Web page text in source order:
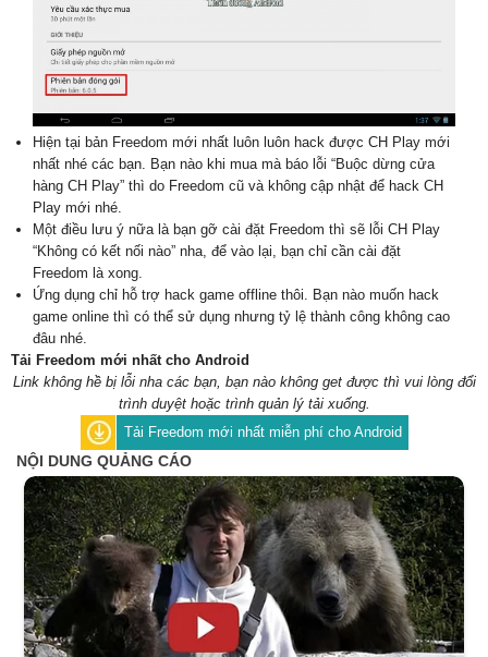
Hiện tại bản Freedom mới nhất luôn luôn hack được CH Play mới
nhất nhé các bạn. Bạn nào khi mua mà báo lỗi “Buộc dừng cửa
hàng CH Play” thì do Freedom cũ và không cập nhật để hack CH
Play mới nhé.
Một điều lưu ý nữa là bạn gỡ cài đặt Freedom thì sẽ lỗi CH Play
“Không có kết nối nào” nha, để vào lại, bạn chỉ cần cài đặt
Freedom là xong.
Ứng dụng chỉ hỗ trợ hack game offline thôi. Bạn nào muốn hack
game online thì có thể sử dụng nhưng tỷ lệ thành công không cao
đâu nhé.
Tải Freedom mới nhất cho Android
Link không hề bị lỗi nha các bạn, bạn nào không get được thì vui lòng đổi
trình duyệt hoặc trình quản lý tải xuống.
Tải Freedom mới nhất miễn phí cho Android